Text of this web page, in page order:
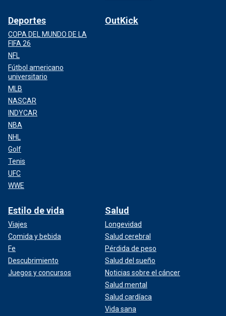
Deportes
COPA DEL MUNDO DE LA
FIFA 26
NFL
Fútbol americano
universitario
MLB
NASCAR
INDYCAR
NBA
NHL
Golf
Tenis
UFC
WWE
OutKick
Estilo de vida
Viajes
Comida y bebida
Fe
Descubrimiento
Juegos y concursos
Salud
Longevidad
Salud cerebral
Pérdida de peso
Salud del sueño
Noticias sobre el cáncer
Salud mental
Salud cardíaca
Vida sana